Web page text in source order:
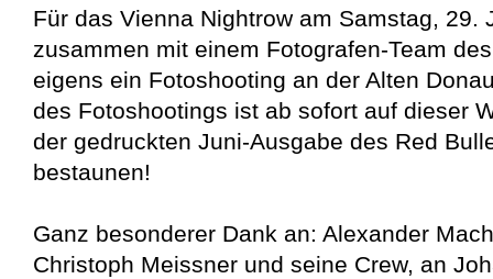
Für das Vienna Nightrow am Samstag, 29.
zusammen mit einem Fotografen-Team
eigens ein Fotoshooting an der Alten
des Fotoshootings ist ab sofort auf dieser
der gedruckten Juni-Ausgabe des Red
bestaunen!
Ganz besonderer Dank an: Alexander
Christoph Meissner und seine Crew, an